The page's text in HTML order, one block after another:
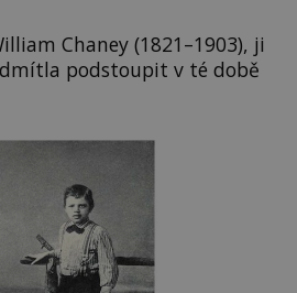
Chaney (1821–1903), ji
podstoupit v té době